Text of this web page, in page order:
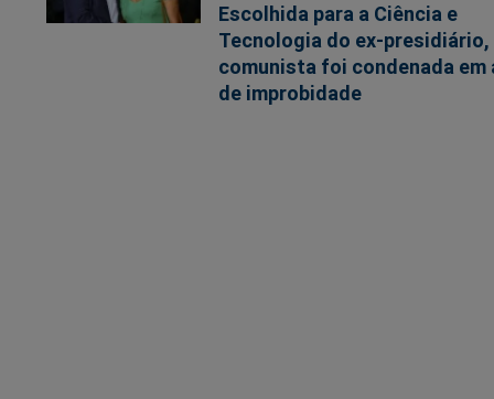
Escolhida para a Ciência e
Tecnologia do ex-presidiário,
comunista foi condenada em
de improbidade